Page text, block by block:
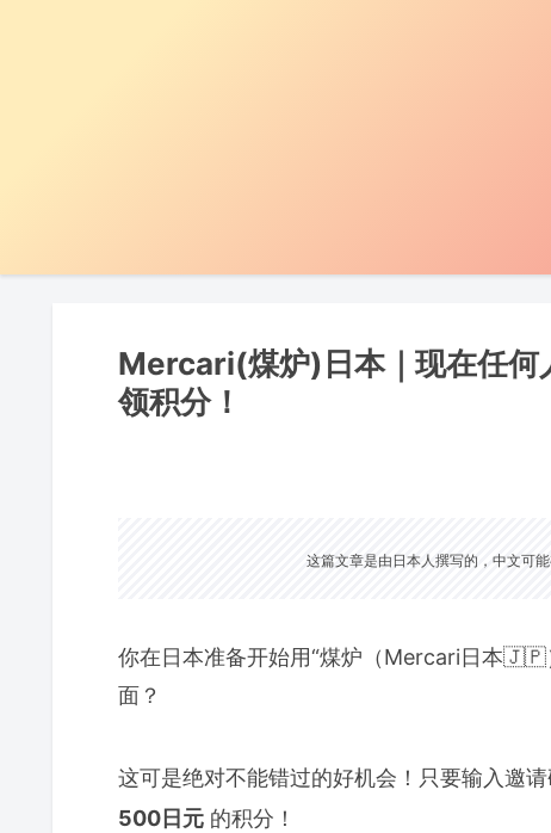
Mercari(煤炉)日本｜现在任何
领积分！
这篇文章是由日本人撰写的，中文可
你在日本准备开始用“煤炉（Mercari日本🇯🇵
面？
这可是绝对不能错过的好机会！只要输入邀请
500日元 的积分！